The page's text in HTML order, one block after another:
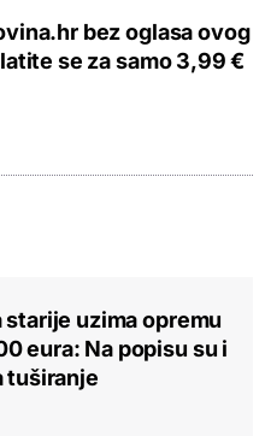
bez oglasa ovog
se za samo 3,99 €
starije uzima opremu
eura: Na popisu su i
tuširanje